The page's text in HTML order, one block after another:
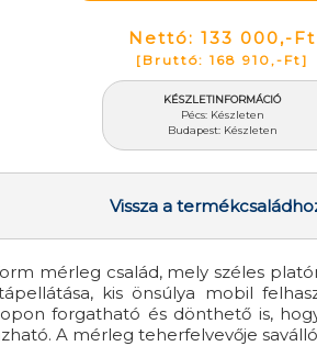
Nettó: 133 000,-Ft
[Bruttó: 168 910,-Ft]
KÉSZLETINFORMÁCIÓ
Pécs: Készleten
Budapest: Készleten
Vissza a
mérleg család, mely széles
kis önsúlya mobil
forgatható és dönthető is,
A mérleg teherfelvevője